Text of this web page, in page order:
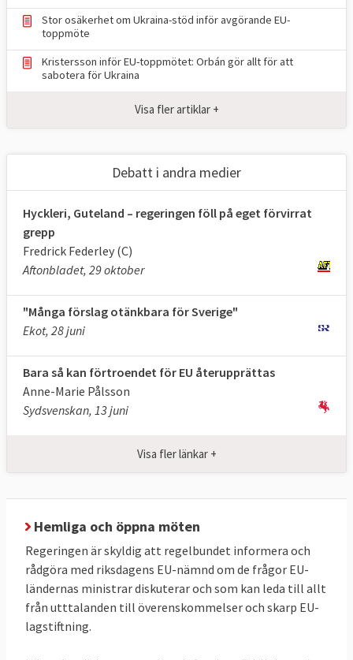
Den höga graden av enighet står i kontrast
till mediabilden som ibland rapporterar om
stora konflikter och oenighet i EU-politiken.
Därmed inte sagt att det inte bråkas i
svensk EU-politik,se här.
Stor osäkerhet om Ukraina-stöd inför avgörande EU-
toppmöte
Kristersson inför EU-toppmötet: Orbán gör allt för att
sabotera för Ukraina
Visa fler artiklar +
Debatt i andra medier
Hyckleri, Guteland – regeringen föll på eget förvirrat
grepp
Fredrick Federley (C)
Aftonbladet, 29 oktober
"Många förslag otänkbara för Sverige"
Ekot, 28 juni
Bara så kan förtroendet för EU återupprättas
Anne-Marie Pålsson
Sydsvenskan, 13 juni
Visa fler länkar +
Hemliga och öppna möten
Regeringen är skyldig att regelbundet informera och
rådgöra med riksdagens EU-nämnd om de frågor EU-
ländernas ministrar diskuterar och som kan leda till allt
från utttalanden till överenskommelser och skarp EU-
lagstiftning.